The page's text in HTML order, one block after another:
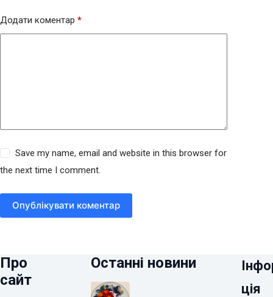
Додати коментар *
Save my name, email and website in this browser for
the next time I comment.
Опублікувати коментар
Про
сайт
Останні новини
ція